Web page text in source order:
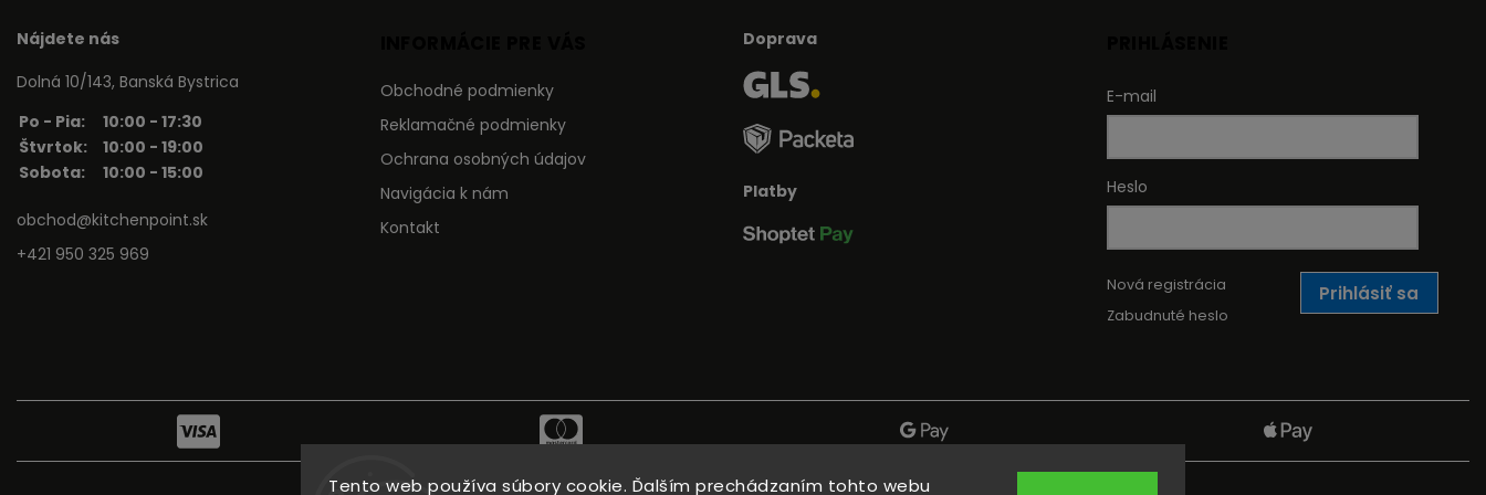
Tento web používa súbory cookie. Ďalším prechádzaním tohto webu
Nájdete nás
Dolná 10/143, Banská Bystrica
Po - Pia:
10:00 - 17:30
Štvrtok:
10:00 - 19:00
Sobota:
10:00 - 15:00
obchod@kitchenpoint.sk
+421 950 325 969
Obchodné podmienky
Reklamačné podmienky
Ochrana osobných údajov
Navigácia k nám
Kontakt
Doprava
Platby
E-mail
Heslo
Prihlásiť sa
Nová registrácia
Zabudnuté heslo